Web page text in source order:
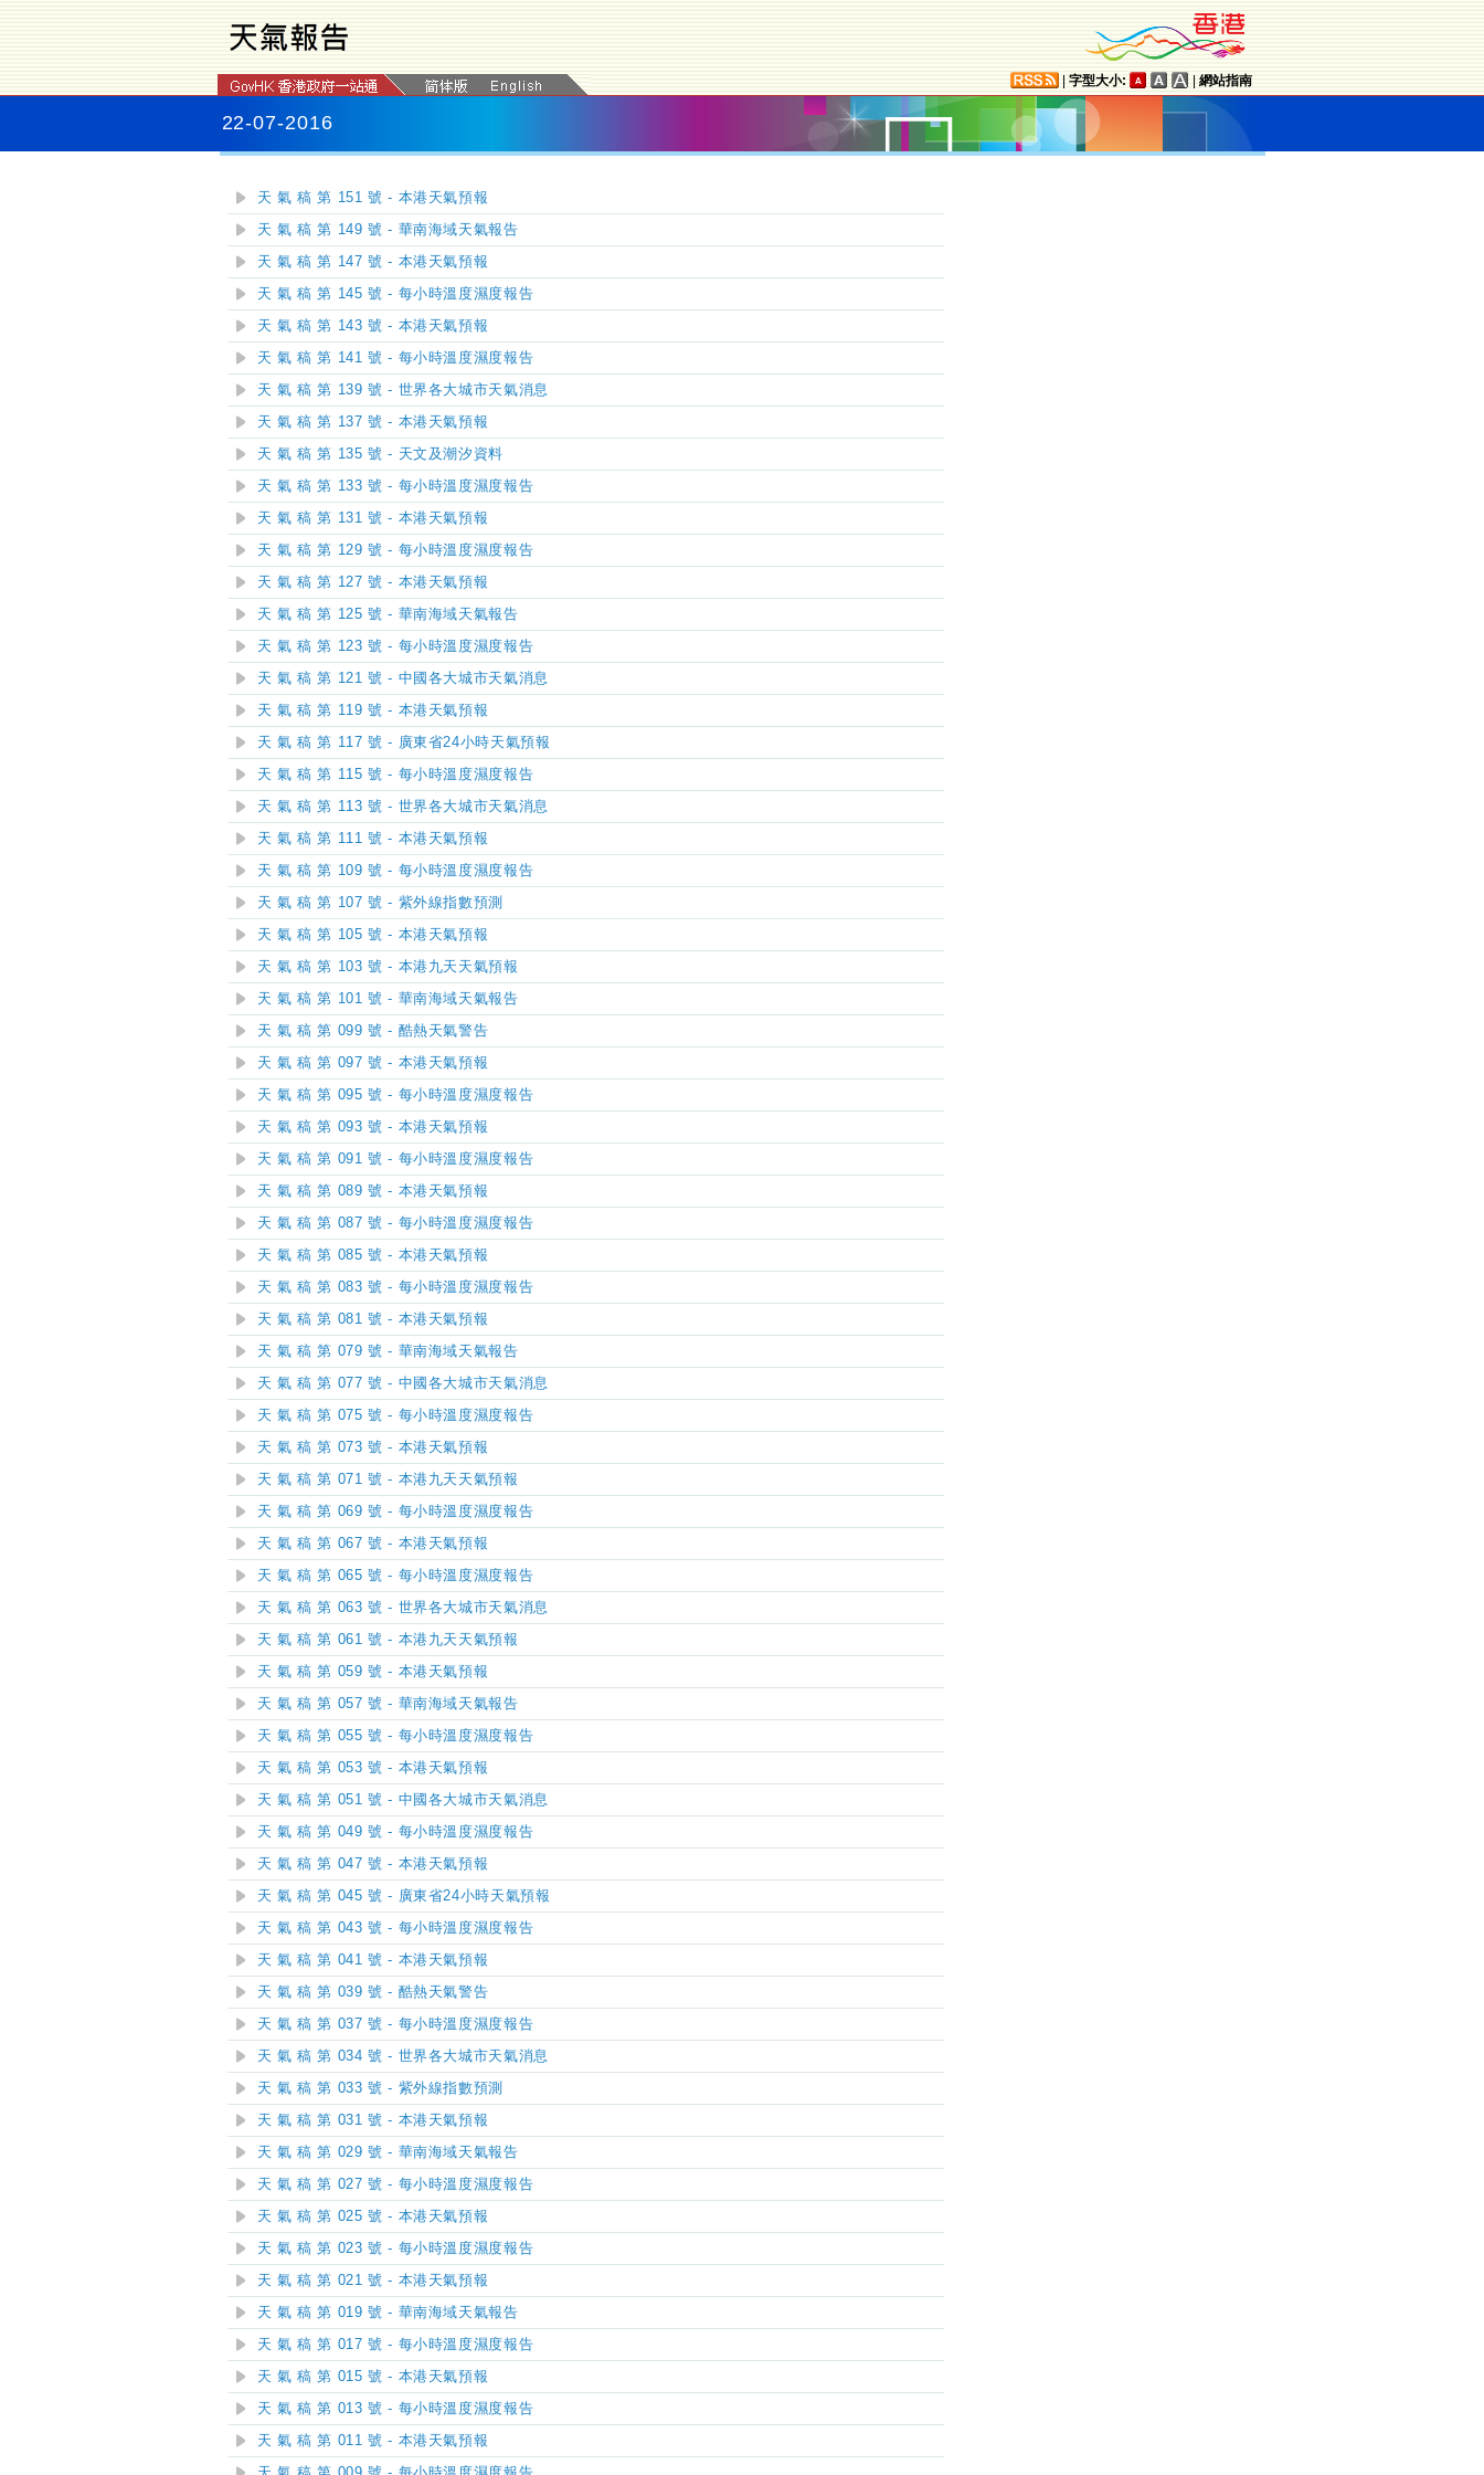
字型大小: 網站指南
22-07-2016
天 氣 稿 第 151 號 - 本港天氣預報
天 氣 稿 第 149 號 - 華南海域天氣報告
天 氣 稿 第 147 號 - 本港天氣預報
天 氣 稿 第 145 號 - 每小時溫度濕度報告
天 氣 稿 第 143 號 - 本港天氣預報
天 氣 稿 第 141 號 - 每小時溫度濕度報告
天 氣 稿 第 139 號 - 世界各大城市天氣消息
天 氣 稿 第 137 號 - 本港天氣預報
天 氣 稿 第 135 號 - 天文及潮汐資料
天 氣 稿 第 133 號 - 每小時溫度濕度報告
天 氣 稿 第 131 號 - 本港天氣預報
天 氣 稿 第 129 號 - 每小時溫度濕度報告
天 氣 稿 第 127 號 - 本港天氣預報
天 氣 稿 第 125 號 - 華南海域天氣報告
天 氣 稿 第 123 號 - 每小時溫度濕度報告
天 氣 稿 第 121 號 - 中國各大城市天氣消息
天 氣 稿 第 119 號 - 本港天氣預報
天 氣 稿 第 117 號 - 廣東省24小時天氣預報
天 氣 稿 第 115 號 - 每小時溫度濕度報告
天 氣 稿 第 113 號 - 世界各大城市天氣消息
天 氣 稿 第 111 號 - 本港天氣預報
天 氣 稿 第 109 號 - 每小時溫度濕度報告
天 氣 稿 第 107 號 - 紫外線指數預測
天 氣 稿 第 105 號 - 本港天氣預報
天 氣 稿 第 103 號 - 本港九天天氣預報
天 氣 稿 第 101 號 - 華南海域天氣報告
天 氣 稿 第 099 號 - 酷熱天氣警告
天 氣 稿 第 097 號 - 本港天氣預報
天 氣 稿 第 095 號 - 每小時溫度濕度報告
天 氣 稿 第 093 號 - 本港天氣預報
天 氣 稿 第 091 號 - 每小時溫度濕度報告
天 氣 稿 第 089 號 - 本港天氣預報
天 氣 稿 第 087 號 - 每小時溫度濕度報告
天 氣 稿 第 085 號 - 本港天氣預報
天 氣 稿 第 083 號 - 每小時溫度濕度報告
天 氣 稿 第 081 號 - 本港天氣預報
天 氣 稿 第 079 號 - 華南海域天氣報告
天 氣 稿 第 077 號 - 中國各大城市天氣消息
天 氣 稿 第 075 號 - 每小時溫度濕度報告
天 氣 稿 第 073 號 - 本港天氣預報
天 氣 稿 第 071 號 - 本港九天天氣預報
天 氣 稿 第 069 號 - 每小時溫度濕度報告
天 氣 稿 第 067 號 - 本港天氣預報
天 氣 稿 第 065 號 - 每小時溫度濕度報告
天 氣 稿 第 063 號 - 世界各大城市天氣消息
天 氣 稿 第 061 號 - 本港九天天氣預報
天 氣 稿 第 059 號 - 本港天氣預報
天 氣 稿 第 057 號 - 華南海域天氣報告
天 氣 稿 第 055 號 - 每小時溫度濕度報告
天 氣 稿 第 053 號 - 本港天氣預報
天 氣 稿 第 051 號 - 中國各大城市天氣消息
天 氣 稿 第 049 號 - 每小時溫度濕度報告
天 氣 稿 第 047 號 - 本港天氣預報
天 氣 稿 第 045 號 - 廣東省24小時天氣預報
天 氣 稿 第 043 號 - 每小時溫度濕度報告
天 氣 稿 第 041 號 - 本港天氣預報
天 氣 稿 第 039 號 - 酷熱天氣警告
天 氣 稿 第 037 號 - 每小時溫度濕度報告
天 氣 稿 第 034 號 - 世界各大城市天氣消息
天 氣 稿 第 033 號 - 紫外線指數預測
天 氣 稿 第 031 號 - 本港天氣預報
天 氣 稿 第 029 號 - 華南海域天氣報告
天 氣 稿 第 027 號 - 每小時溫度濕度報告
天 氣 稿 第 025 號 - 本港天氣預報
天 氣 稿 第 023 號 - 每小時溫度濕度報告
天 氣 稿 第 021 號 - 本港天氣預報
天 氣 稿 第 019 號 - 華南海域天氣報告
天 氣 稿 第 017 號 - 每小時溫度濕度報告
天 氣 稿 第 015 號 - 本港天氣預報
天 氣 稿 第 013 號 - 每小時溫度濕度報告
天 氣 稿 第 011 號 - 本港天氣預報